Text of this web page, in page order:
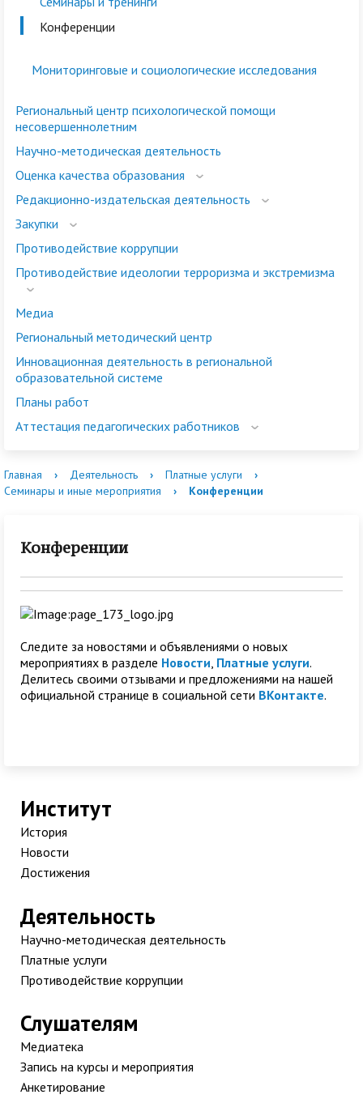
Конференции
Мониторинговые и социологические исследования
Региональный центр психологической помощи
несовершеннолетним
Научно-методическая деятельность
Оценка качества образования
Редакционно-издательская деятельность
Закупки
Противодействие коррупции
Противодействие идеологии терроризма и экстремизма
Медиа
Региональный методический центр
Инновационная деятельность в региональной
образовательной системе
Планы работ
Аттестация педагогических работников
Главная › Деятельность › Платные услуги
›
Семинары и иные мероприятия
› Конференции
Конференции
Следите за новостями и объявлениями о новых
мероприятиях в разделе Новости, Платные услуги.
Делитесь своими отзывами и предложениями на нашей
официальной странице в социальной сети ВКонтакте.
Институт
История
Новости
Достижения
Деятельность
Научно-методическая деятельность
Платные услуги
Противодействие коррупции
Слушателям
Медиатека
Запись на курсы и мероприятия
Анкетирование